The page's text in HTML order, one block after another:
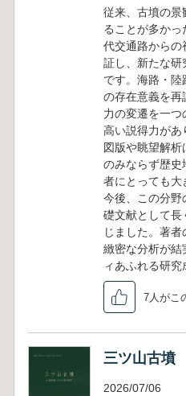
従来、古墳の景
ることが多か
代交通路からの
証し、新たな研
です。海路・
の存在意義を再
力の変遷を一つ
高い説得力があ
図版や眺望解
のみならず歴史
者にとっても大
今後、この分野
礎文献として長
じました。著
緻密な分析が結
ィあふれる研究
7人がこ
三ツ山古墳
2026/07/06